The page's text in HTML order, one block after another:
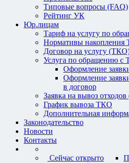
Типовые вопросы (FAQ)
Рейтинг УК
Юр.лицам
Тариф на услугу по
Нормативы накопления
Договор на услугу
Услуга по обращению с
Оформление
Оформление
в договор
Заявка на вывоз
График вывоза ТКО
Дополнительная
Законодательство
Новости
Контакты
Сейчас открыто